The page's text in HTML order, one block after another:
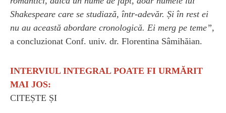
Shakespeare care se studiază, într-adevăr. Și în rest ei
nu au această abordare cronologică. Ei merg pe teme”,
a concluzionat Conf. univ. dr. Florentina Sâmihăian.
INTERVIUL INTEGRAL POATE FI URMĂRIT
MAI JOS:
CITEȘTE ȘI